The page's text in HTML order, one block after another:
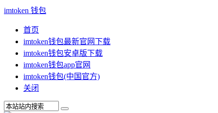
imtoken 钱包
首页
imtoken钱包最新官网下载
imtoken钱包安卓版下载
imtoken钱包app官网
imtoken钱包(中国官方)
关闭